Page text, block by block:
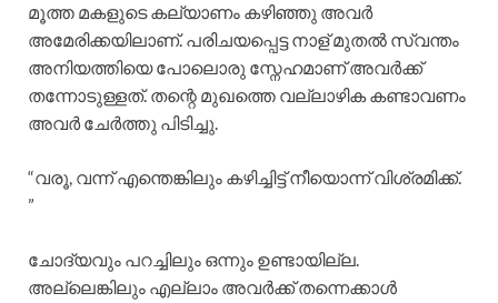
മൂത്ത മകളുടെ കല്യാണം കഴിഞ്ഞു അവർ
അമേരിക്കയിലാണ്. പരിചയപ്പെട്ട നാള് മുതൽ സ്വന്തം
അനിയത്തിയെ പോലൊരു സ്നേഹമാണ് അവർക്ക്
തന്നോടുള്ളത്. തന്റെ മുഖത്തെ വല്ലാഴിക കണ്ടാവണം
അവർ ചേർത്തു പിടിച്ചു.
“വരൂ, വന്ന് എന്തെങ്കിലും കഴിച്ചിട്ട് നീയൊന്ന് വിശ്രമിക്ക്.
”
ചോദ്യവും പറച്ചിലും ഒന്നും ഉണ്ടായില്ല.
അല്ലെങ്കിലും എല്ലാം അവർക്ക് തന്നെക്കാൾ